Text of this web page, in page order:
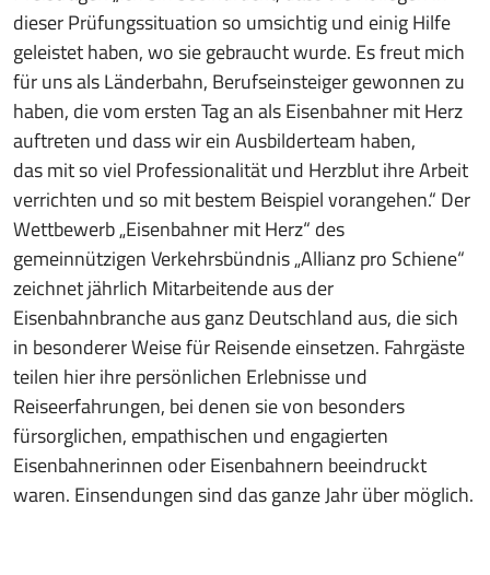
dieser Prüfungssituation so umsichtig und einig Hilfe
geleistet haben, wo sie gebraucht wurde. Es freut mich
für uns als Länderbahn, Berufseinsteiger gewonnen zu
haben, die vom ersten Tag an als Eisenbahner mit Herz
auftreten und dass wir ein Ausbilderteam haben,
das mit so viel Professionalität und Herzblut ihre Arbeit
verrichten und so mit bestem Beispiel vorangehen.“ Der
Wettbewerb „Eisenbahner mit Herz“ des
gemeinnützigen Verkehrsbündnis „Allianz pro Schiene“
zeichnet jährlich Mitarbeitende aus der
Eisenbahnbranche aus ganz Deutschland aus, die sich
in besonderer Weise für Reisende einsetzen. Fahrgäste
teilen hier ihre persönlichen Erlebnisse und
Reiseerfahrungen, bei denen sie von besonders
fürsorglichen, empathischen und engagierten
Eisenbahnerinnen oder Eisenbahnern beeindruckt
waren. Einsendungen sind das ganze Jahr über möglich.